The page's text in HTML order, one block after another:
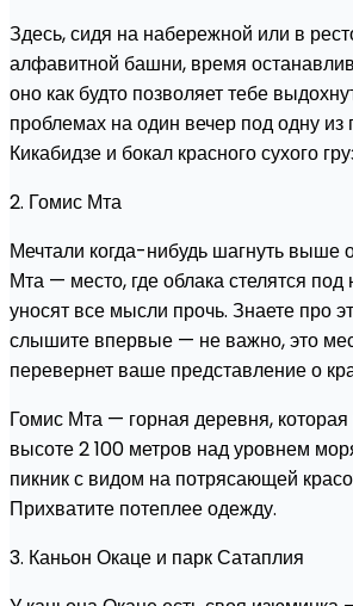
Здесь, сидя на набережной или в
алфавитной башни, время
оно как будто позволяет тебе
проблемах на один вечер под одну из
Кикабидзе и бокал красного сухого
2. Гомис Мта
Мечтали когда-нибудь шагнуть выше
Мта — место, где облака стелятся
уносят все мысли прочь. Знаете про
слышите впервые — не важно, это
перевернет ваше представление о
Гомис Мта — горная деревня,
высоте 2 100 метров над уровнем
пикник с видом на потрясающей
Прихватите потеплее одежду.
3. Каньон Окаце и парк Сатаплия